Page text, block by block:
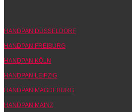
HANDPAN DÜSSELDORF
HANDPAN FREIBURG
HANDPAN KÖLN
HANDPAN LEIPZIG
HANDPAN MAGDEBURG
HANDPAN MAINZ